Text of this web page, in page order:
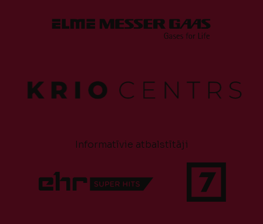
Informatīvie atbalstītāji